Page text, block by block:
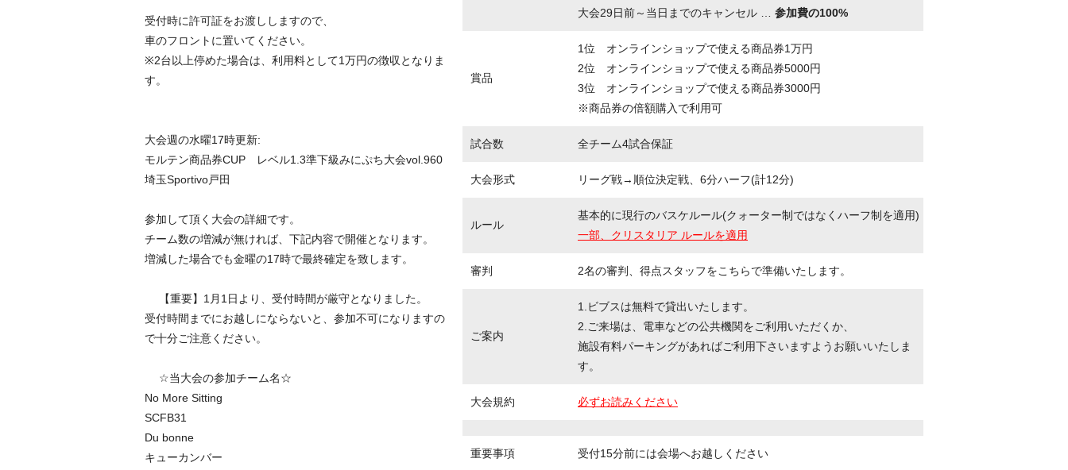
受付時に許可証をお渡ししますので、
車のフロントに置いてください。
※2台以上停めた場合は、利用料として1万円の徴収となりま
す。
大会週の水曜17時更新:
モルテン商品券CUP レベル1.3準下級みにぷち大会vol.960
埼玉Sportivo戸田
参加して頂く大会の詳細です。
チーム数の増減が無ければ、下記内容で開催となります。
増減した場合でも金曜の17時で最終確定を致します。
【重要】1月1日より、受付時間が厳守となりました。
受付時間までにお越しにならないと、参加不可になりますの
で十分ご注意ください。
☆当大会の参加チーム名☆
No More Sitting
SCFB31
Du bonne
キューカンバー
大会29日前～当日までのキャンセル … 参加費の100%
賞品
1位 オンラインショップで使える商品券1万円
2位 オンラインショップで使える商品券5000円
3位 オンラインショップで使える商品券3000円
※商品券の倍額購入で利用可
試合数 全チーム4試合保証
大会形式 リーグ戦→順位決定戦、6分ハーフ(計12分)
ルール
基本的に現行のバスケルール(クォーター制ではなくハーフ制を適用)
一部、クリスタリア ルールを適用
審判 2名の審判、得点スタッフをこちらで準備いたします。
ご案内
1.ビブスは無料で貸出いたします。
2.ご来場は、電車などの公共機関をご利用いただくか、
施設有料パーキングがあればご利用下さいますようお願いいたしま
す。
大会規約 必ずお読みください
重要事項 受付15分前には会場へお越しください